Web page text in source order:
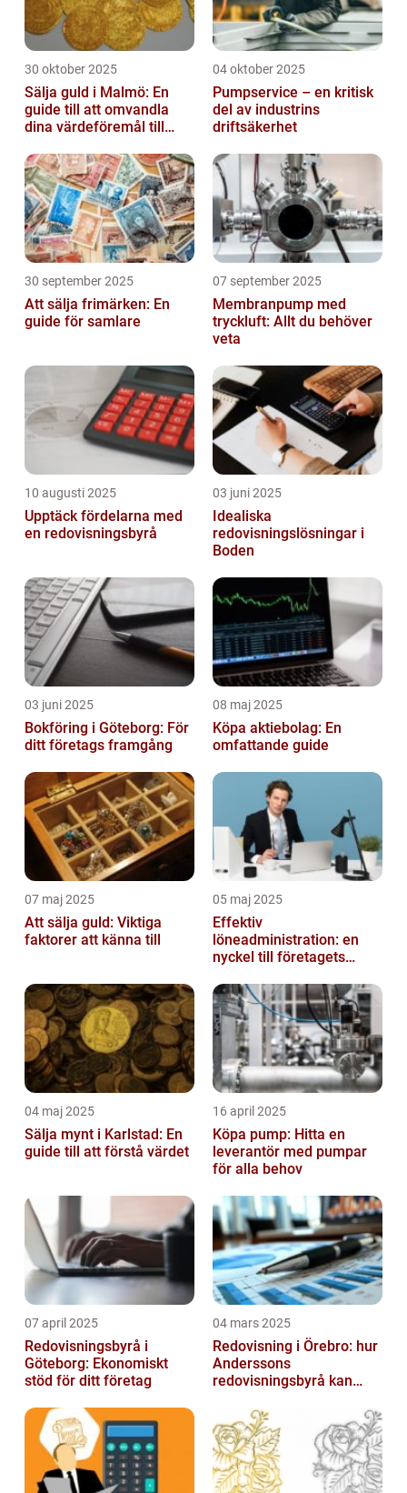
30 oktober 2025
Sälja guld i Malmö: En
guide till att omvandla
dina värdeföremål till
04 oktober 2025
Pumpservice – en kritisk
del av industrins
driftsäkerhet
30 september 2025
Att sälja frimärken: En
guide för samlare
07 september 2025
Membranpump med
tryckluft: Allt du behöver
veta
10 augusti 2025
Upptäck fördelarna med
en redovisningsbyrå
03 juni 2025
Idealiska
redovisningslösningar i
Boden
03 juni 2025
Bokföring i Göteborg: För
ditt företags framgång
08 maj 2025
Köpa aktiebolag: En
omfattande guide
07 maj 2025
Att sälja guld: Viktiga
faktorer att känna till
05 maj 2025
Effektiv
löneadministration: en
nyckel till företagets
04 maj 2025
Sälja mynt i Karlstad: En
guide till att förstå värdet
16 april 2025
Köpa pump: Hitta en
leverantör med pumpar
för alla behov
07 april 2025
Redovisningsbyrå i
Göteborg: Ekonomiskt
stöd för ditt företag
04 mars 2025
Redovisning i Örebro: hur
Anderssons
redovisningsbyrå kan